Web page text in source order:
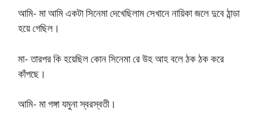
আমি- মা আমি একটা সিনেমা দেখেছিলাম সেখানে নায়িকা জলে দুবে ঠান্ডা
হয়ে গেছিল।
মা- তারপর কি হয়েছিল কোন সিনেমা রে উহ আহ বলে ঠক ঠক করে
কাঁপছে।
আমি- মা গঙ্গা যমুনা স্বরস্বতী।